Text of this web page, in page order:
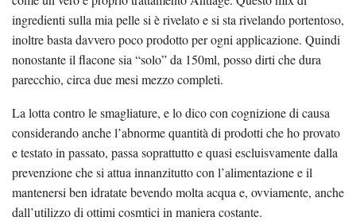
ingredienti sulla mia pelle si è rivelato e si sta rivelando portentoso,
inoltre basta davvero poco prodotto per ogni applicazione. Quindi
nonostante il flacone sia “solo” da 150ml, posso dirti che dura
parecchio, circa due mesi mezzo completi.
La lotta contro le smagliature, e lo dico con cognizione di causa
considerando anche l’abnorme quantità di prodotti che ho provato
e testato in passato, passa soprattutto e quasi escluisvamente dalla
prevenzione che si attua innanzitutto con l’alimentazione e il
mantenersi ben idratate bevendo molta acqua e, ovviamente, anche
dall’utilizzo di ottimi cosmtici in maniera costante.